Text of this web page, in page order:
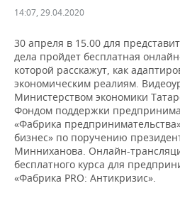
ДЕКЛАРАЦИИ О ДОХОДАХ
КОРОЛИ ГОСЗАКАЗА ПФО
ВУЗЫ ТАТАРСТАНА
КОМУ ПРИНАДЛЕЖАТ
ТОРГОВЫЕ ЦЕНТРЫ
ТАТАРСТАНА
НОВОСТИ ЭКОНОМИКИ
ФИНАНСЫ
БАНКИ
БЮДЖЕТ
ИНВЕСТИЦИИ
ПРОМЫШЛЕННОСТЬ
НОВОСТИ
ПРОМЫШЛЕННОСТИ
АГРОПРОМ
МАШИНОСТРОЕНИЕ
НЕФТЕХИМИЯ
НЕДВИЖИМОСТЬ
НОВОСТИ НЕДВИЖИМОСТИ
АВТО
НОВОСТИ АВТО
БИЗНЕС
НОВОСТИ БИЗНЕСА
РОЗНИЧНАЯ ТОРГОВЛЯ
ТЕХНОЛОГИИ
НОВОСТИ ТЕХНОЛОГИЙ
МЕРОПРИЯТИЯ
14:07, 29.04.2020
30 апреля в 15.00 для
дела пройдет бесплатная
которой расскажут, как
экономическим реалиям.
Министерством экономики
Фондом поддержки
«Фабрика
бизнес» по поручению
Минниханова. Онлайн-
бесплатного курса для
«Фабрика PRO: Антикризис».